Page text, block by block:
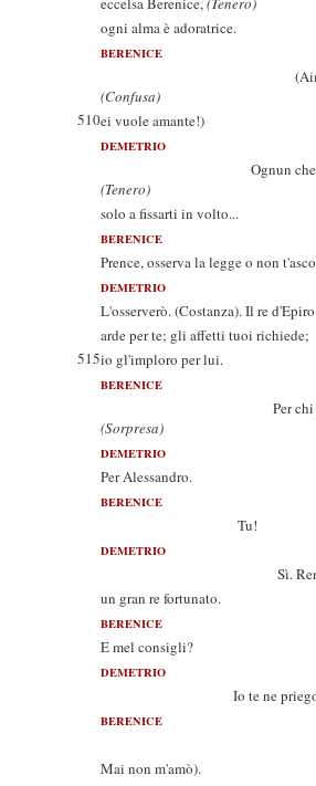
ogni alma è adoratrice.
BERENICE
(Aimè,
(Confusa)
510ei vuole amante!)
DEMETRIO
Ognun che
(Tenero)
solo a fissarti in volto...
BERENICE
Prence, osserva la legge o non
DEMETRIO
L'osserverò. (Costanza). Il re d'Epiro
arde per te; gli affetti tuoi richiede;
515io gl'imploro per lui.
BERENICE
Per chi
(Sorpresa)
DEMETRIO
Per Alessandro.
BERENICE
Tu!
DEMETRIO
Sì. Render
un gran re fortunato.
BERENICE
E mel consigli?
DEMETRIO
Io te ne
BERENICE
Mai non m'amò).